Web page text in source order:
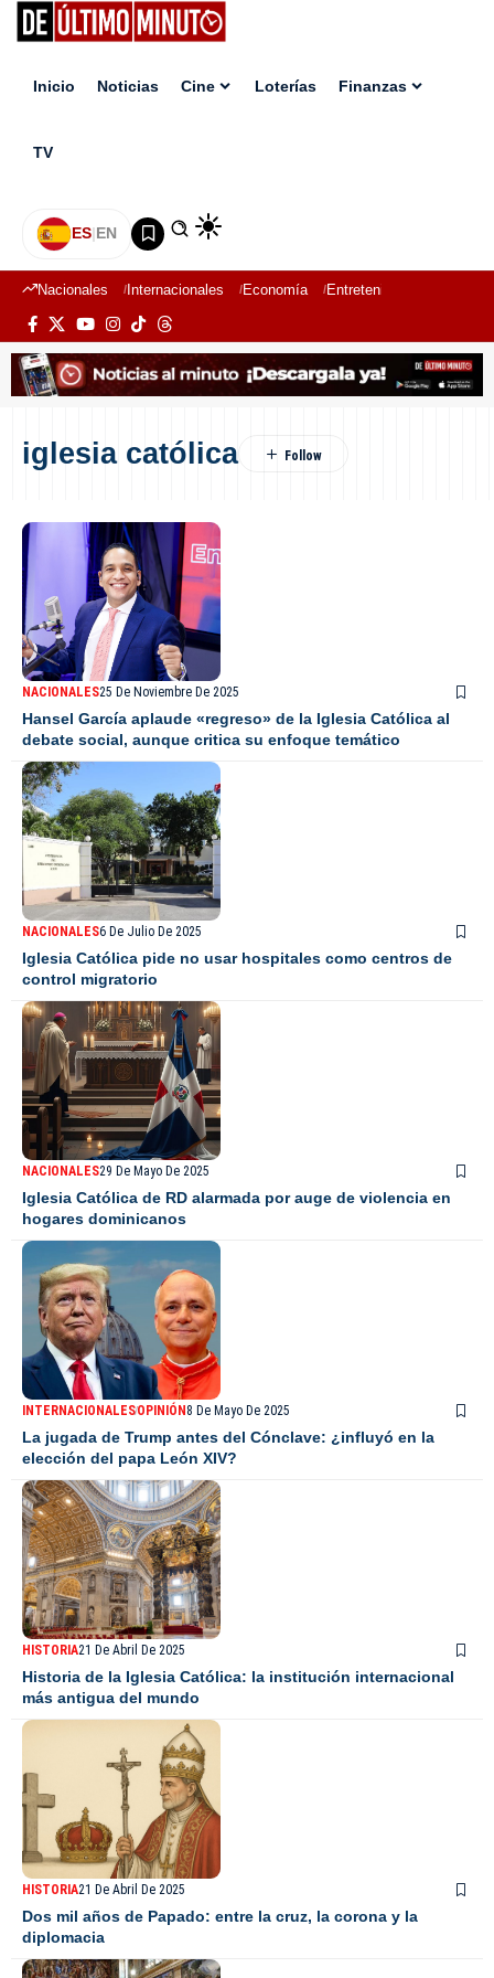
Inicio Noticias Cine Loterías Finanzas
TV
ES|EN
Nacionales Internacionales Economía Entretenimiento
iglesia católica
NACIONALES25 De Noviembre De 2025
Hansel García aplaude «regreso» de la Iglesia Católica al
debate social, aunque critica su enfoque temático
NACIONALES6 De Julio De 2025
Iglesia Católica pide no usar hospitales como centros de
control migratorio
NACIONALES29 De Mayo De 2025
Iglesia Católica de RD alarmada por auge de violencia en
hogares dominicanos
INTERNACIONALESOPINIÓN 8 De Mayo De 2025
La jugada de Trump antes del Cónclave: ¿influyó en la
elección del papa León XIV?
HISTORIA21 De Abril De 2025
Historia de la Iglesia Católica: la institución internacional
más antigua del mundo
HISTORIA21 De Abril De 2025
Dos mil años de Papado: entre la cruz, la corona y la
diplomacia